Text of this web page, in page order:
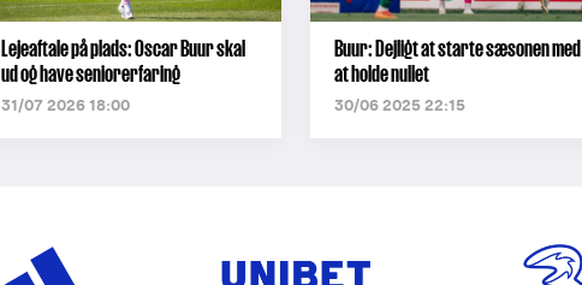
Lejeaftale på plads: Oscar Buur skal
ud og have seniorerfaring
31/07 2026 18:00
Buur: Dejligt at starte sæsonen med
at holde nullet
30/06 2025 22:15